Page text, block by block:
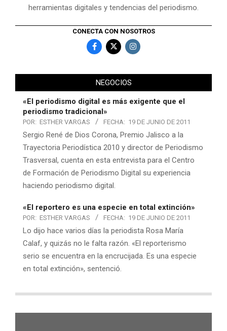
herramientas digitales y tendencias del periodismo.
CONECTA CON NOSOTROS
NEGOCIOS
«El periodismo digital es más exigente que el
periodismo tradicional»
POR: ESTHER VARGAS FECHA: 19 DE JUNIO DE 2011
Sergio René de Dios Corona, Premio Jalisco a la
Trayectoria Periodística 2010 y director de Periodismo
Trasversal, cuenta en esta entrevista para el Centro
de Formación de Periodismo Digital su experiencia
haciendo periodismo digital.
«El reportero es una especie en total extinción»
POR: ESTHER VARGAS FECHA: 19 DE JUNIO DE 2011
Lo dijo hace varios días la periodista Rosa María
Calaf, y quizás no le falta razón. «El reporterismo
serio se encuentra en la encrucijada. Es una especie
en total extinción», sentenció.